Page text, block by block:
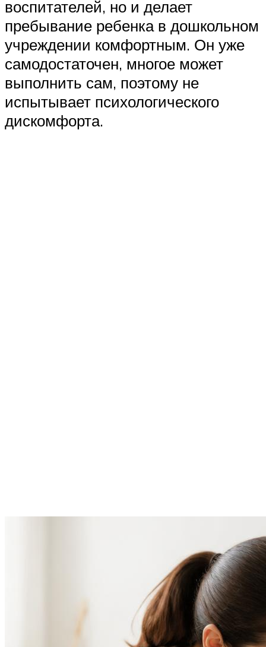
воспитателей, но и делает
пребывание ребенка в дошкольном
учреждении комфортным. Он уже
самодостаточен, многое может
выполнить сам, поэтому не
испытывает психологического
дискомфорта.